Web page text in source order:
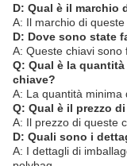
D: Qual è il marchio
A: Il marchio di queste
D: Dove sono state
A: Queste chiavi sono
Q: Qual è la
chiave?
A: La quantità minima
Q: Qual è il prezzo
A: Il prezzo di queste
D: Quali sono i
A: I dettagli di